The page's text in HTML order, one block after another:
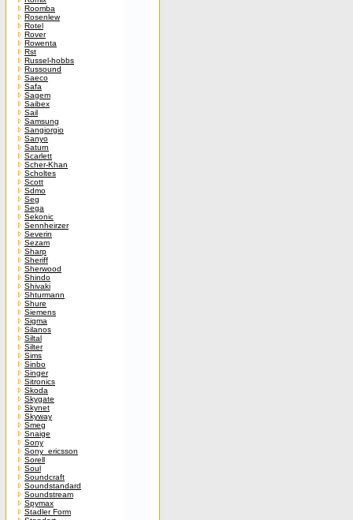
Roomba
Rosenlew
Rotel
Rover
Rowenta
Rst
Russel-hobbs
Russound
Saeco
Safa
Sagem
Saibex
Sail
Samsung
Sangiorgio
Sanyo
Saturn
Scarlett
Scher-Khan
Scholtes
Scott
Sdmo
Seg
Sega
Sekonic
Sennheirzer
Severin
Sezam
Sharp
Sheriff
Sherwood
Shindo
Shivaki
Shturmann
Shure
Siemens
Sigma
Silanos
Siltal
Silter
Sims
Sinbo
Singer
Sitronics
Skoda
Skygate
Skynet
Skyway
Smeg
Snaige
Sony
Sony_ericsson
Sorell
Soul
Soundcraft
Soundstandard
Soundstream
Spymax
Stadler Form